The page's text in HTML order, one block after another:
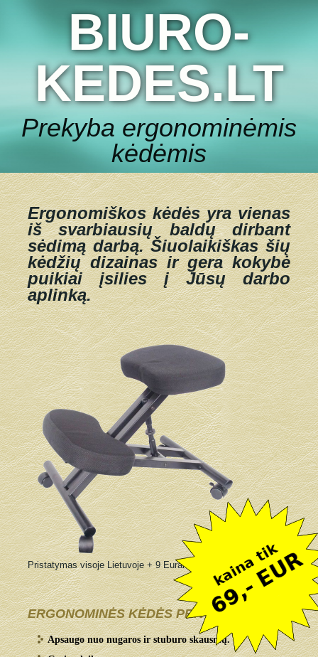
BIURO-
KEDES.LT
Prekyba ergonominėmis
kėdėmis
Ergonomiškos kėdės yra vienas
iš svarbiausių baldų dirbant
sėdimą darbą.Šiuolaikiškas šių
kėdžių dizainas ir gera kokybė
puikiai įsilies į Jūsų darbo
aplinką.
Pristatymas visoje Lietuvoje + 9 Eurai
ERGONOMINĖS KĖDĖS PRIVALUMAI:
Apsaugo nuo nugaros ir stuburo skausmų.